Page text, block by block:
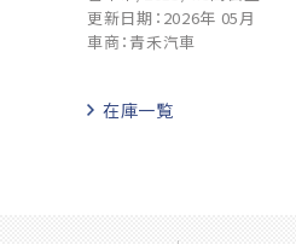
更新日期：2026年 05月
車商：青禾汽車
在庫一覧